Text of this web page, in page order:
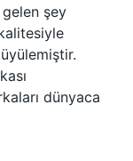
şey
dünyaca